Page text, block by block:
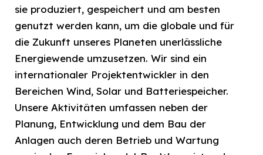
sie produziert, gespeichert und am besten
genutzt werden kann, um die globale und für
die Zukunft unseres Planeten unerlässliche
Energiewende umzusetzen. Wir sind ein
internationaler Projektentwickler in den
Bereichen Wind, Solar und Batteriespeicher.
Unsere Aktivitäten umfassen neben der
Planung, Entwicklung und dem Bau der
Anlagen auch deren Betrieb und Wartung